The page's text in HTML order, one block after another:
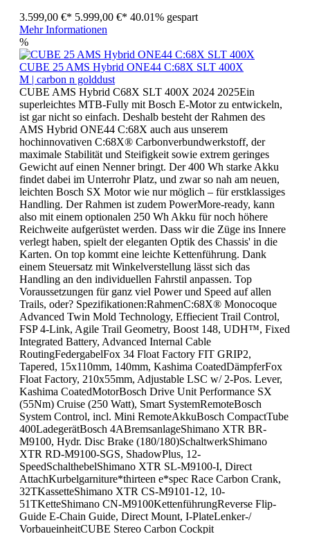
3.599,00 €* 5.999,00 €* 40.01% gespart
Mehr Informationen
%
CUBE 25 AMS Hybrid ONE44 C:68X SLT 400X
M | carbon n golddust
CUBE AMS Hybrid C68X SLT 400X 2024 2025Ein
superleichtes MTB-Fully mit Bosch E-Motor zu entwickeln,
ist gar nicht so einfach. Deshalb besteht der Rahmen des
AMS Hybrid ONE44 C:68X auch aus unserem
hochinnovativen C:68X® Carbonverbundwerkstoff, der
maximale Stabilität und Steifigkeit sowie extrem geringes
Gewicht auf einen Nenner bringt. Der 400 Wh starke Akku
findet dabei im Unterrohr Platz, und zwar so nah am neuen,
leichten Bosch SX Motor wie nur möglich – für erstklassiges
Handling. Der Rahmen ist zudem PowerMore-ready, kann
also mit einem optionalen 250 Wh Akku für noch höhere
Reichweite aufgerüstet werden. Dass wir die Züge ins Innere
verlegt haben, spielt der eleganten Optik des Chassis' in die
Karten. On top kommt eine leichte Kettenführung. Dank
einem Steuersatz mit Winkelverstellung lässt sich das
Handling an den individuellen Fahrstil anpassen. Top
Voraussetzungen für ganz viel Power und Speed auf allen
Trails, oder? Spezifikationen:RahmenC:68X® Monocoque
Advanced Twin Mold Technology, Effiecient Trail Control,
FSP 4-Link, Agile Trail Geometry, Boost 148, UDH™, Fixed
Integrated Battery, Advanced Internal Cable
RoutingFedergabelFox 34 Float Factory FIT GRIP2,
Tapered, 15x110mm, 140mm, Kashima CoatedDämpferFox
Float Factory, 210x55mm, Adjustable LSC w/ 2-Pos. Lever,
Kashima CoatedMotorBosch Drive Unit Performance SX
(55Nm) Cruise (250 Watt), Smart SystemRemoteBosch
System Control, incl. Mini RemoteAkkuBosch CompactTube
400LadegerätBosch 4ABremsanlageShimano XTR BR-
M9100, Hydr. Disc Brake (180/180)SchaltwerkShimano
XTR RD-M9100-SGS, ShadowPlus, 12-
SpeedSchalthebelShimano XTR SL-M9100-I, Direct
AttachKurbelgarniture*thirteen e*spec Race Carbon Crank,
32TKassetteShimano XTR CS-M9101-12, 10-
51TKetteShimano CN-M9100KettenführungReverse Flip-
Guide E-Chain Guide, Direct Mount, I-PlateLenker-/
VorbaueinheitCUBE Stereo Carbon Cockpit